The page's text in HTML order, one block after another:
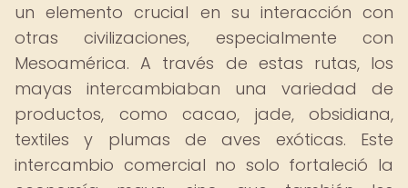
un elemento crucial en su interacción con
otras civilizaciones, especialmente con
Mesoamérica. A través de estas rutas, los
mayas intercambiaban una variedad de
productos, como cacao, jade, obsidiana,
textiles y plumas de aves exóticas. Este
intercambio comercial no solo fortaleció la